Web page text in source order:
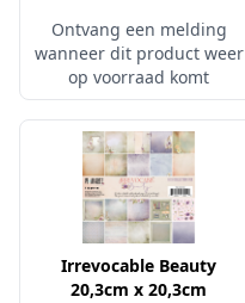
Reprint
Scrap-Boys
ScrapAndMe
Sizzix
Sparkles
Spectrum Noir
Spellbinders
Ontvang een melding
wanneer dit product weer
op voorraad komt
Irrevocable Beauty
20,3cm x 20,3cm